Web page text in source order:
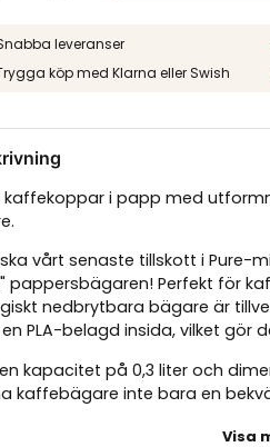
leveranser
köp med Klarna eller Swish
kaffekoppar i papp med
vårt senaste tillskott i Pure-
pappersbägaren! Perfekt för
nedbrytbara bägare är
PLA-belagd insida, vilket gör
kapacitet på 0,3 liter och
kaffebägare inte bara en
Visa